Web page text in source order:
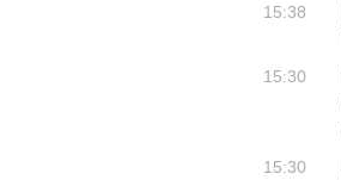
15:38
15:30
15:30